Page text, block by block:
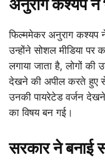
अनुराग कश्यप ने
फिल्ममेकर अनुराग कश्यप ने
उन्होंने सोशल मीडिया पर
लगाया जाता है, लोगों की
देखने की अपील करते हुए
उनकी पायरेटेड वर्जन देखने
का विषय बन गई।
सरकार ने बनाई